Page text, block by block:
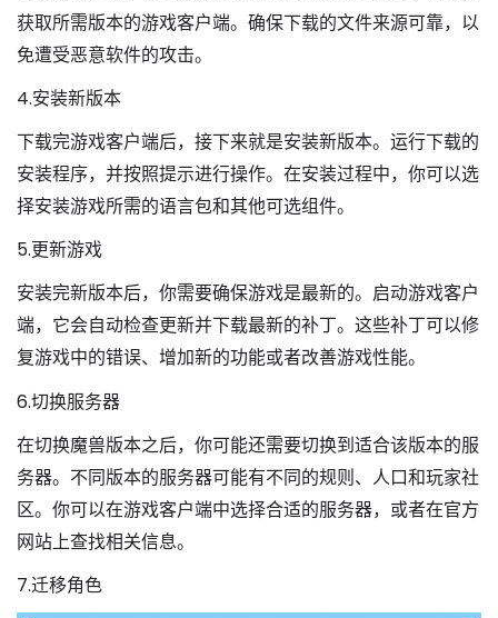
获取所需版本的游戏客户端。确保下载的文件来源可靠，以
免遭受恶意软件的攻击。
4.安装新版本
下载完游戏客户端后，接下来就是安装新版本。运行下载的
安装程序，并按照提示进行操作。在安装过程中，你可以选
择安装游戏所需的语言包和其他可选组件。
5.更新游戏
安装完新版本后，你需要确保游戏是最新的。启动游戏客户
端，它会自动检查更新并下载最新的补丁。这些补丁可以修
复游戏中的错误、增加新的功能或者改善游戏性能。
6.切换服务器
在切换魔兽版本之后，你可能还需要切换到适合该版本的服
务器。不同版本的服务器可能有不同的规则、人口和玩家社
区。你可以在游戏客户端中选择合适的服务器，或者在官方
网站上查找相关信息。
7.迁移角色